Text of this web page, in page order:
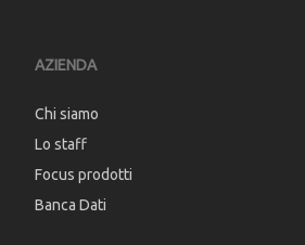
AZIENDA
Chi siamo
Lo staff
Focus prodotti
Banca Dati